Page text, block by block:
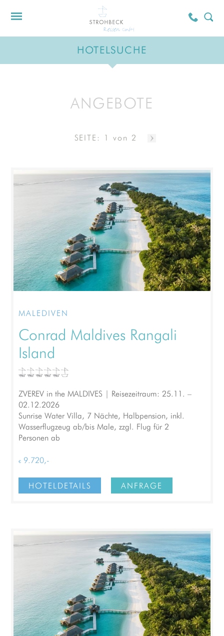
HOTELSUCHE
ANGEBOTE
SEITE: 1 von 2
MALEDIVEN
Conrad Maldives Rangali
Island
ZVEREV in the MALDIVES | Reisezeitraum: 25.11. –
02.12.2026
Sunrise Water Villa, 7 Nächte, Halbpension, inkl.
Wasserflugzeug ab/bis Male, zzgl. Flug für 2
Personen ab
€ 9.720,-
HOTELDETAILS ANFRAGE